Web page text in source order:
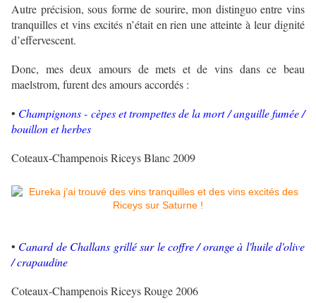
Autre précision, sous forme de sourire, mon distinguo entre vins
tranquilles et vins excités n’était en rien une atteinte à leur dignité
d’effervescent.
Donc, mes deux amours de mets et de vins dans ce beau
maelstrom, furent des amours accordés :
• Champignons - cèpes et trompettes de la mort / anguille fumée /
bouillon et herbes
Coteaux-Champenois Riceys Blanc 2009
• Canard de Challans grillé sur le coffre / orange à l'huile d'olive
/ crapaudine
Coteaux-Champenois Riceys Rouge 2006